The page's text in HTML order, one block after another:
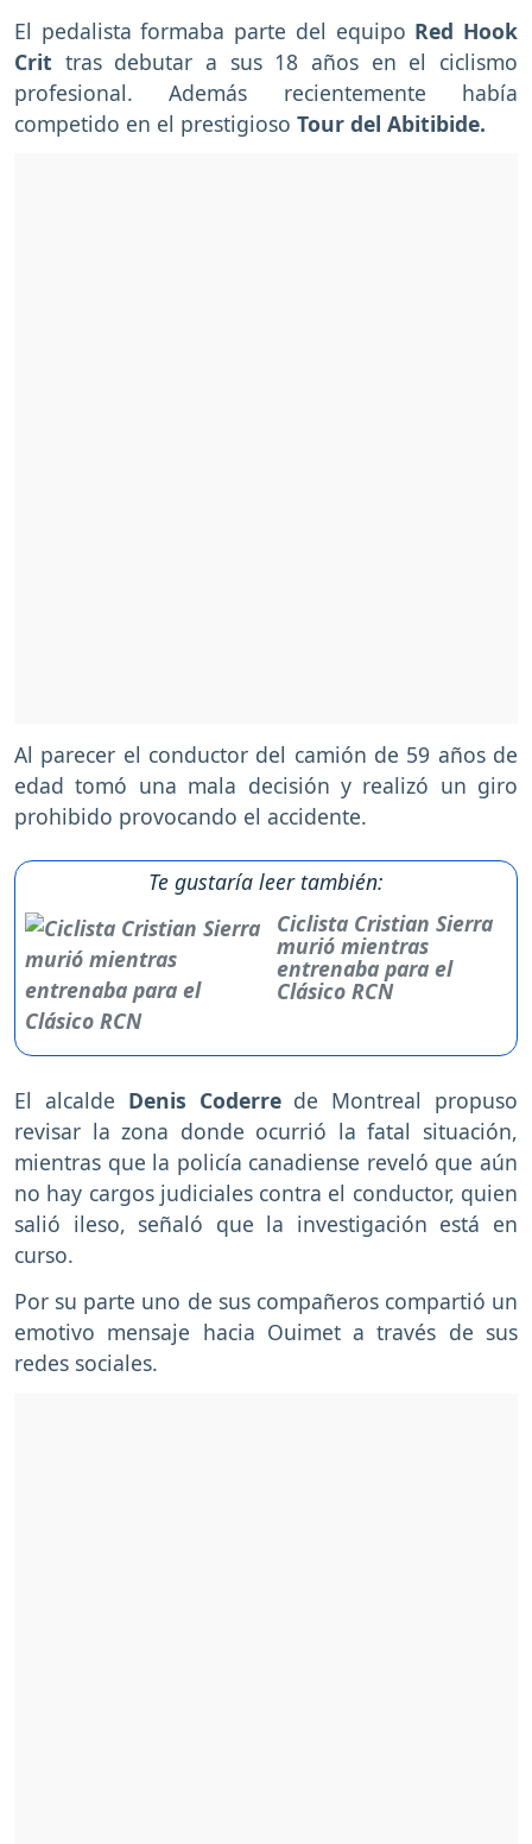
El pedalista formaba parte del equipo Red Hook
Crit tras debutar a sus 18 años en el ciclismo
profesional. Además recientemente había
competido en el prestigioso Tour del Abitibide.
Al parecer el conductor del camión de 59 años de
edad tomó una mala decisión y realizó un giro
prohibido provocando el accidente.
Te gustaría leer también:
Ciclista Cristian Sierra
murió mientras
entrenaba para el
Clásico RCN
El alcalde Denis Coderre de Montreal propuso
revisar la zona donde ocurrió la fatal situación,
mientras que la policía canadiense reveló que aún
no hay cargos judiciales contra el conductor, quien
salió ileso, señaló que la investigación está en
curso.
Por su parte uno de sus compañeros compartió un
emotivo mensaje hacia Ouimet a través de sus
redes sociales.